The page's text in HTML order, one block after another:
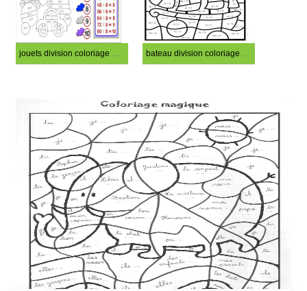
jouets division coloriage magique CM1 bateau division coloriage magique CM1